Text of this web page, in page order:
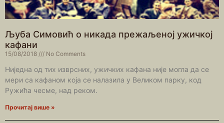
Љуба Симовић о никада прежаљеној ужичкој
кафани
15/08/2018 No Comments
Ниједна од тих изврсних, ужичких кафана није могла да се
мери са кафаном која се налазила у Великом парку, код
Ружића чесме, над реком.
Прочитај више »